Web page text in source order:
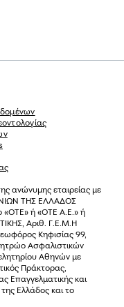
ανώνυµης εταιρείας µε
ΤΗΣ ΕΛΛΑΔΟΣ
«OTE» ή «ΟΤΕ Α.Ε.» ή
Αριθ. Γ.Ε.Μ.Η
Κηφισίας 99,
Ασφαλιστικών
Αθηνών µε
Πράκτορας,
Επαγγελματικής και
Ελλάδος και το